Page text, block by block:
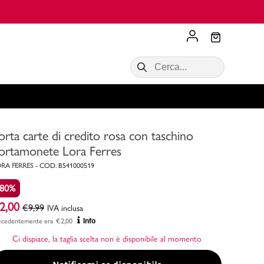
Acquista ora
VALIGIE CIAK
Scopri di più
Consigli
carte di credito rosa con taschino
Lora Ferres
FERRES - COD. B541000519
2,00 €9,99 IVA inclusa
era €2,00 Info
Ci dispiace, la taglia scelta non è disponibile al momento